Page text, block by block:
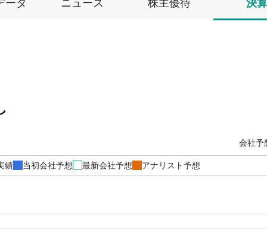
ータ ニュース 株主優待 決算
会社予
績 当初会社予想 最新会社予想 アナリスト予想